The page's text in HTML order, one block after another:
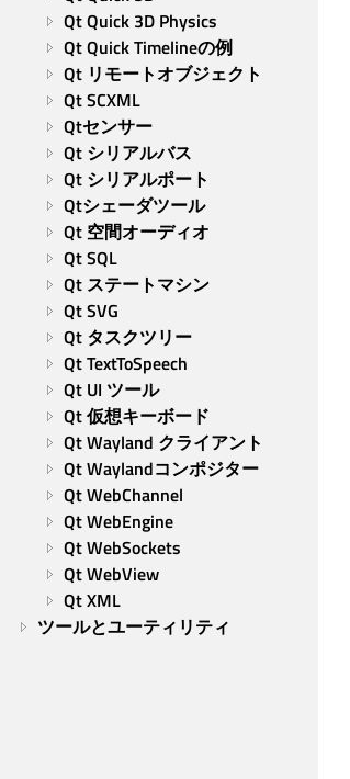
Qt Quick 3D Physics
Qt Quick Timelineの例
Qt リモートオブジェクト
Qt SCXML
Qtセンサー
Qt シリアルバス
Qt シリアルポート
Qtシェーダツール
Qt 空間オーディオ
Qt SQL
Qt ステートマシン
Qt SVG
Qt タスクツリー
Qt TextToSpeech
Qt UI ツール
Qt 仮想キーボード
Qt Wayland クライアント
Qt Waylandコンポジター
Qt WebChannel
Qt WebEngine
Qt WebSockets
Qt WebView
Qt XML
ツールとユーティリティ